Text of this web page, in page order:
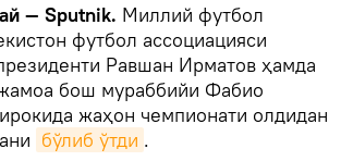
— Sputnik. Миллий футбол
футбол ассоциацияси
Равшан Ирматов ҳамда
бош мураббийи Фабио
жаҳон чемпионати олдидан
бўлиб ўтди .